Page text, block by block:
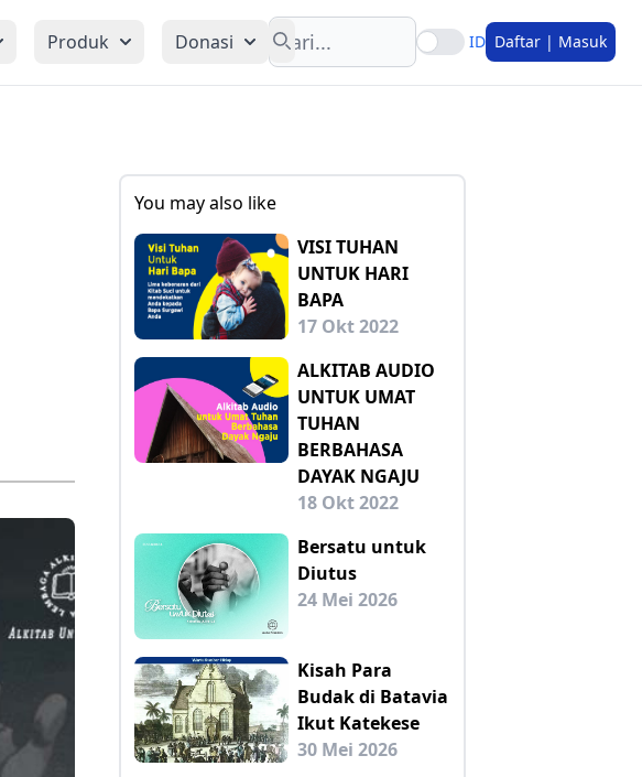
Produk Donasi
Search
ID Daftar | Masuk
You may also like
VISI TUHAN
UNTUK HARI
BAPA
17 Okt 2022
ALKITAB AUDIO
UNTUK UMAT
TUHAN
BERBAHASA
DAYAK NGAJU
18 Okt 2022
Bersatu untuk
Diutus
24 Mei 2026
Kisah Para
Budak di Batavia
Ikut Katekese
30 Mei 2026